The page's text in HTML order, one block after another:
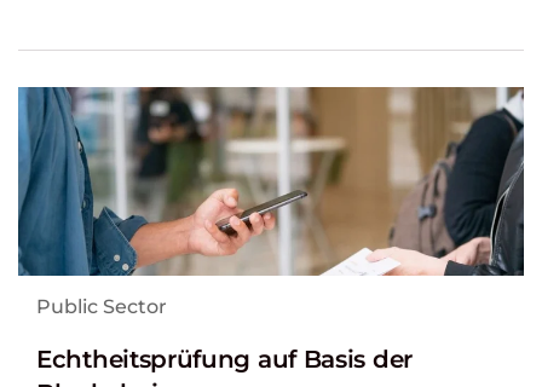
Public Sector
Echtheitsprüfung auf Basis der